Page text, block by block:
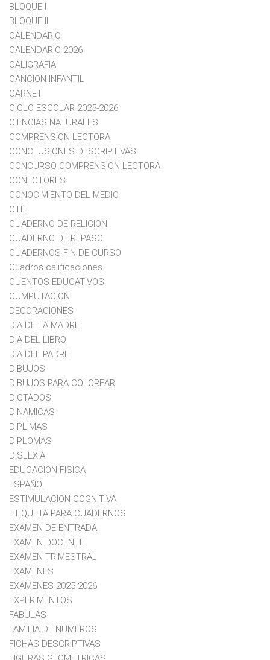
BLOQUE I
BLOQUE II
CALENDARIO
CALENDARIO 2026
CALIGRAFIA
CANCION INFANTIL
CARNET
CICLO ESCOLAR 2025-2026
CIENCIAS NATURALES
COMPRENSION LECTORA
CONCLUSIONES DESCRIPTIVAS
CONCURSO COMPRENSION LECTORA
CONECTORES
CONOCIMIENTO DEL MEDIO
CTE
CUADERNO DE RELIGION
CUADERNO DE REPASO
CUADERNOS FIN DE CURSO
Cuadros calificaciones
CUENTOS EDUCATIVOS
CUMPUTACION
DECORACIONES
DIA DE LA MADRE
DIA DEL LIBRO
DIA DEL PADRE
DIBUJOS
DIBUJOS PARA COLOREAR
DICTADOS
DINAMICAS
DIPLIMAS
DIPLOMAS
DISLEXIA
EDUCACION FISICA
ESPAÑOL
ESTIMULACION COGNITIVA
ETIQUETA PARA CUADERNOS
EXAMEN DE ENTRADA
EXAMEN DOCENTE
EXAMEN TRIMESTRAL
EXAMENES
EXAMENES 2025-2026
EXPERIMENTOS
FABULAS
FAMILIA DE NUMEROS
FICHAS DESCRIPTIVAS